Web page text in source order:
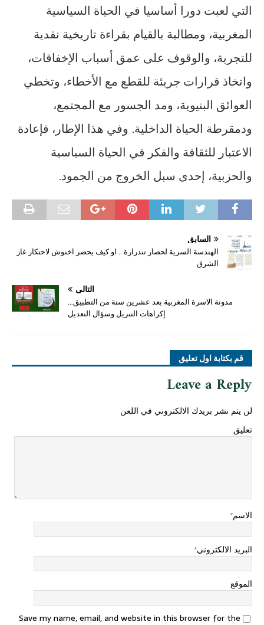
التي لعبت دورا أساسيا في الحياة السياسية
المغربية، ومطالبة بالقيام بقراءة تاريخية نقدية
للتجربة، والوقوف على عمق أسباب الإخفاقات،
واتخاذ قرارات جريئة للقطع مع الأخطاء، وتخطي
العوائق البنيوية، ومد الجسور مع المجتمع،
ودمقرطة الحياة الداخلية. وفي هذا الإطار، فإعادة
الاعتبار للثقافة والفكر في الحياة السياسية
والحزبية، إحدى سبل الخروج من الجمود.
السابق
الهندسة السرية لحصار تندرارة .. او كيف يحضر اخنوش لاحتكار غاز
الشرق
التالي
مدونة الاسرة المغربية بعد عشرين سنة من التطبيق…
إكراهات التنزيل وسؤال التعديل
قم بكتابة اول تعليق
Leave a Reply
لن يتم نشر بريدك الالكتروني في اللعن
تعليق
الاسم*
البريد الالكتروني*
الموقع
Save my name, email, and website in this browser for the